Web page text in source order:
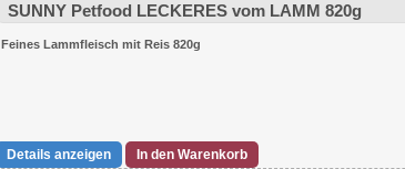
SUNNY Petfood LECKERES vom LAMM 820g
Feines Lammfleisch mit Reis 820g
Details anzeigen In den Warenkorb